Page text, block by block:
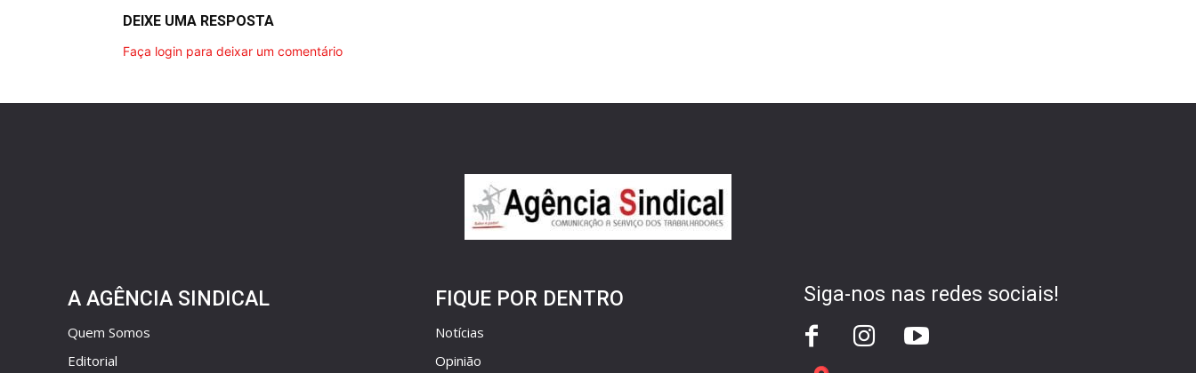
DEIXE UMA RESPOSTA
Faça login para deixar um comentário
A AGÊNCIA SINDICAL
Quem Somos
Editorial
FIQUE POR DENTRO
Notícias
Opinião
Siga-nos nas redes sociais!